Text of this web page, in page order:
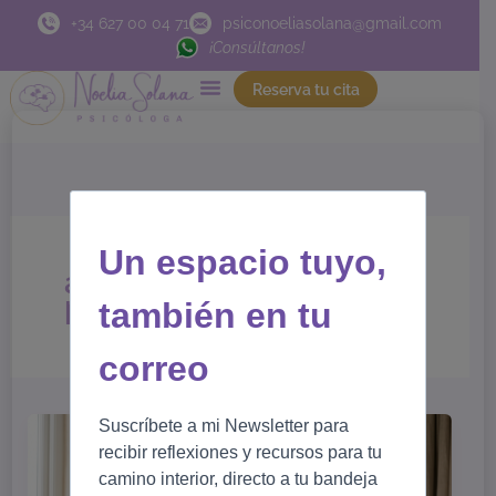
+34 627 00 04 71
psiconoeliasolana@gmail.com
¡Consúltanos!
Reserva tu cita
acompañamiento
psicológico
Un espacio tuyo,
también en tu
correo
Suscríbete a mi Newsletter para
recibir reflexiones y recursos para tu
camino interior, directo a tu bandeja